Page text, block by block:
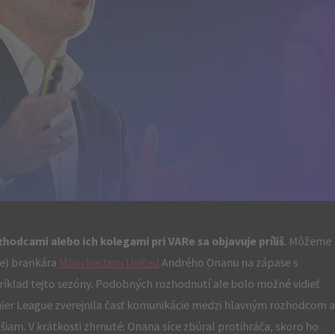
alebo ich kolegami pri VARe sa objavuje príliš. Môžeme
brankára Manchesteru United Andrého Onanu na zápase s
tejto sezóny. Podobných rozhodnutí ale bolo možné vidieť
League zverejnila časť komunikácie medzi hlavným rozhodcom a
V krátkosti zhrnuté: Onana síce zbúral protihráča, skoro ho